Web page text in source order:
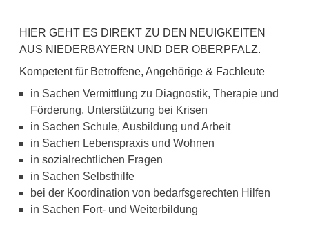
HIER GEHT ES DIREKT ZU DEN NEUIGKEITEN
AUS NIEDERBAYERN UND DER OBERPFALZ.
Kompetent für Betroffene, Angehörige & Fachleute
in Sachen Vermittlung zu Diagnostik, Therapie und
Förderung, Unterstützung bei Krisen
in Sachen Schule, Ausbildung und Arbeit
in Sachen Lebenspraxis und Wohnen
in sozialrechtlichen Fragen
in Sachen Selbsthilfe
bei der Koordination von bedarfsgerechten Hilfen
in Sachen Fort- und Weiterbildung